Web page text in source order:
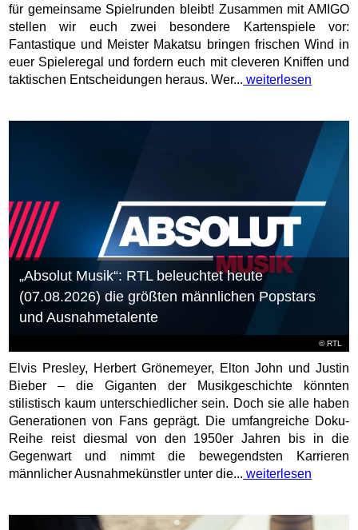
für gemeinsame Spielrunden bleibt! Zusammen mit AMIGO
stellen wir euch zwei besondere Kartenspiele vor:
Fantastique und Meister Makatsu bringen frischen Wind in
euer Spieleregal und fordern euch mit cleveren Kniffen und
taktischen Entscheidungen heraus. Wer... weiterlesen
©RTL
„Absolut Musik“: RTL beleuchtet heute
(07.08.2026) die größten männlichen Popstars
und Ausnahmetalente
Elvis Presley, Herbert Grönemeyer, Elton John und Justin
Bieber – die Giganten der Musikgeschichte könnten
stilistisch kaum unterschiedlicher sein. Doch sie alle haben
Generationen von Fans geprägt. Die umfangreiche Doku-
Reihe reist diesmal von den 1950er Jahren bis in die
Gegenwart und nimmt die bewegendsten Karrieren
männlicher Ausnahmekünstler unter die... weiterlesen